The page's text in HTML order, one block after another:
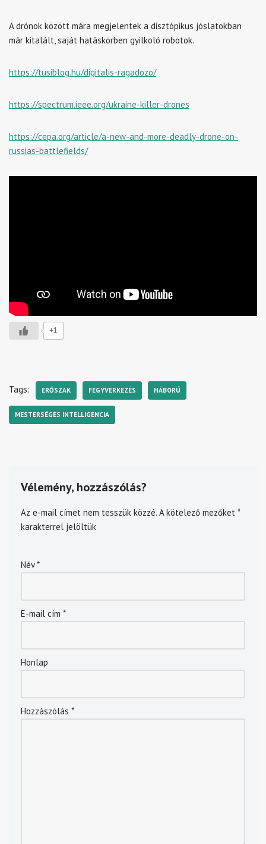
A drónok között mára megjelentek a disztópikus jóslatokban
már kitalált, saját hatáskörben gyilkoló robotok.
https://tusiblog.hu/digitalis-ragadozo/
https://spectrum.ieee.org/ukraine-killer-drones
https://cepa.org/article/a-new-and-more-deadly-drone-on-
russias-battlefields/
+1
Tags: ERŐSZAK FEGYVERKEZÉS HÁBORÚ
MESTERSÉGES INTELLIGENCIA
Vélemény, hozzászólás?
Az e-mail címet nem tesszük közzé. A kötelező mezőket *
karakterrel jelöltük
Név*
E-mail cím *
Honlap
Hozzászólás *